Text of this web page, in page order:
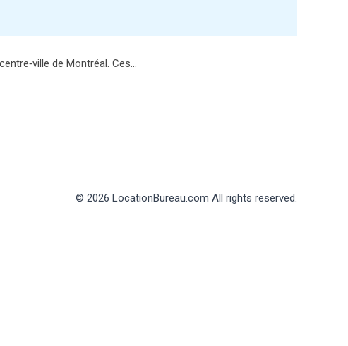
de Montréal. Ces…
© 2026 LocationBureau.com All rights reserved.